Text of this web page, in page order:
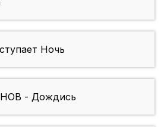
Ночь
- Дождись